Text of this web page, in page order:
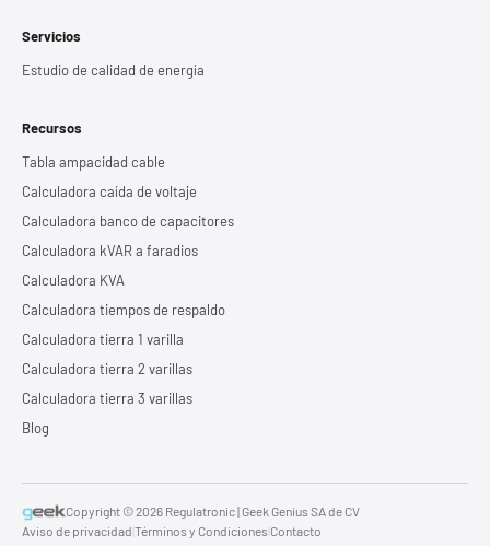
Servicios
Estudio de calidad de energía
Recursos
Tabla ampacidad cable
Calculadora caída de voltaje
Calculadora banco de capacitores
Calculadora kVAR a faradios
Calculadora KVA
Calculadora tiempos de respaldo
Calculadora tierra 1 varilla
Calculadora tierra 2 varillas
Calculadora tierra 3 varillas
Blog
Copyright © 2026 Regulatronic | Geek Genius SA de CV
Aviso de privacidad Términos y Condiciones Contacto